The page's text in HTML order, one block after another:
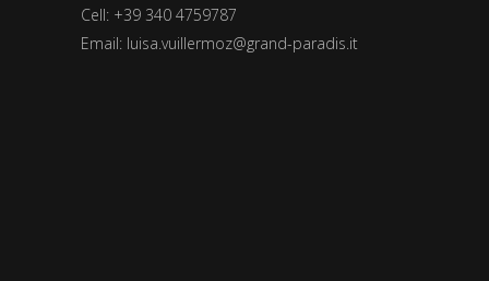
Cell: +39 340 4759787
Email: luisa.vuillermoz@grand-paradis.it